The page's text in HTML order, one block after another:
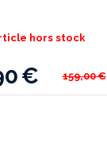
€ 159,00€
hors stock